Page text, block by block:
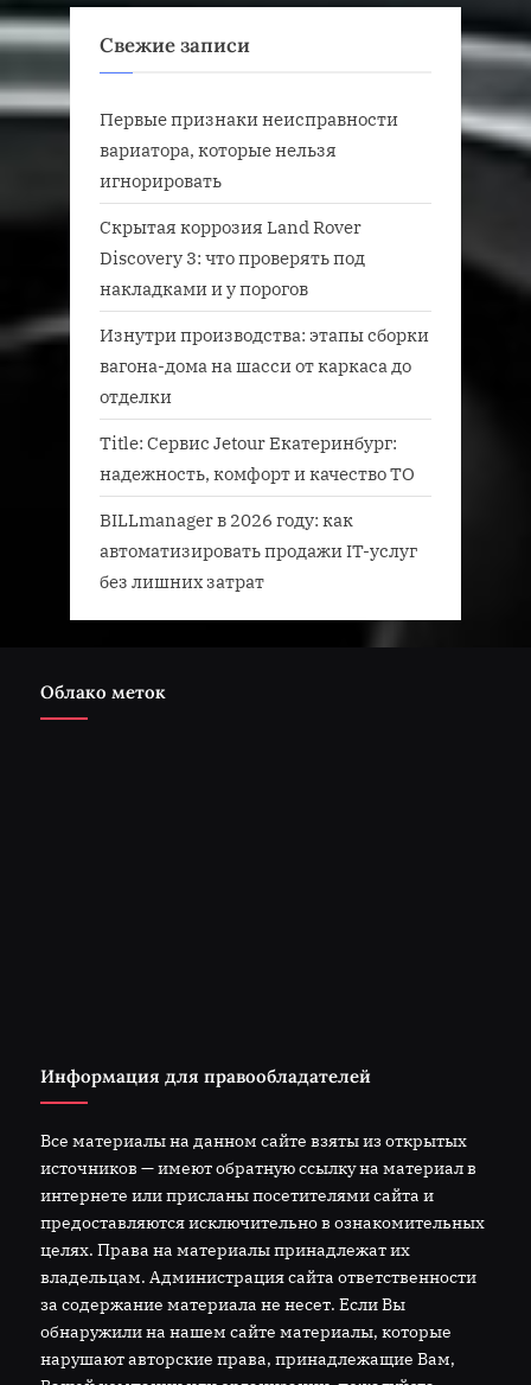
Свежие записи
Первые признаки неисправности
вариатора, которые нельзя
игнорировать
Скрытая коррозия Land Rover
Discovery 3: что проверять под
накладками и у порогов
Изнутри производства: этапы сборки
вагона-дома на шасси от каркаса до
отделки
Title: Сервис Jetour Екатеринбург:
надежность, комфорт и качество ТО
BILLmanager в 2026 году: как
автоматизировать продажи IT-услуг
без лишних затрат
Облако меток
Информация для правообладателей
Все материалы на данном сайте взяты из открытых
источников — имеют обратную ссылку на материал в
интернете или присланы посетителями сайта и
предоставляются исключительно в ознакомительных
целях. Права на материалы принадлежат их
владельцам. Администрация сайта ответственности
за содержание материала не несет. Если Вы
обнаружили на нашем сайте материалы, которые
нарушают авторские права, принадлежащие Вам,